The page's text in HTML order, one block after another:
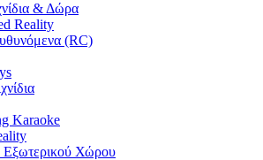
& Δώρα
Reality
(RC)
Karaoke
Εξωτερικού Χώρου